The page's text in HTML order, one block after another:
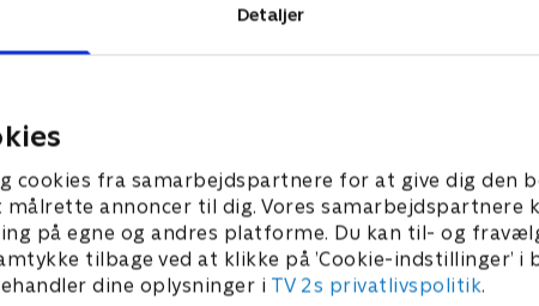
Detaljer
cookies fra samarbejdspartnere for at give dig den
annoncer til dig. Vores samarbejdspartnere
på egne og andres platforme. Du kan til- og
tilbage ved at klikke på ’Cookie-indstillinger’ i
dine oplysninger i TV 2s privatlivspolitik.
og lille kylling. På trods af
en følsom og lille kylling. På